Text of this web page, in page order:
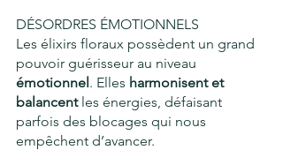
DÉSORDRES ÉMOTIONNELS
Les élixirs floraux possèdent un grand
pouvoir guérisseur au niveau
émotionnel. Elles harmonisent et
balancent les énergies, défaisant
parfois des blocages qui nous
empêchent d’avancer.